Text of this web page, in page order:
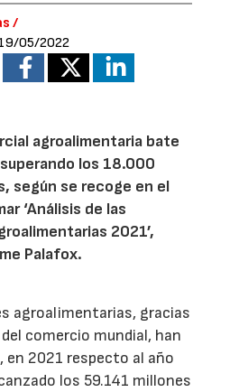
/
05/2022
agroalimentaria bate
los 18.000
según se recoge en el
‘Análisis de las
2021’,
Palafox.
agroalimentarias, gracias
comercio mundial, han
en 2021 respecto al año
los 59.141 millones